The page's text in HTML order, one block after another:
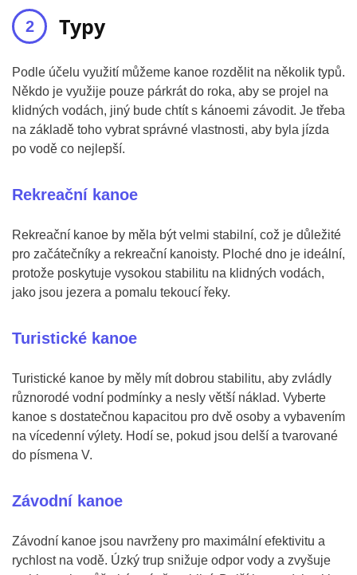
Typy
Podle účelu využití můžeme kanoe rozdělit na několik typů.
Někdo je využije pouze párkrát do roka, aby se projel na
klidných vodách, jiný bude chtít s kánoemi závodit. Je třeba
na základě toho vybrat správné vlastnosti, aby byla jízda
po vodě co nejlepší.
Rekreační kanoe
Rekreační kanoe by měla být velmi stabilní, což je důležité
pro začátečníky a rekreační kanoisty. Ploché dno je ideální,
protože poskytuje vysokou stabilitu na klidných vodách,
jako jsou jezera a pomalu tekoucí řeky.
Turistické kanoe
Turistické kanoe by měly mít dobrou stabilitu, aby zvládly
různorodé vodní podmínky a nesly větší náklad. Vyberte
kanoe s dostatečnou kapacitou pro dvě osoby a vybavením
na vícedenní výlety. Hodí se, pokud jsou delší a tvarované
do písmena V.
Závodní kanoe
Závodní kanoe jsou navrženy pro maximální efektivitu a
rychlost na vodě. Úzký trup snižuje odpor vody a zvyšuje